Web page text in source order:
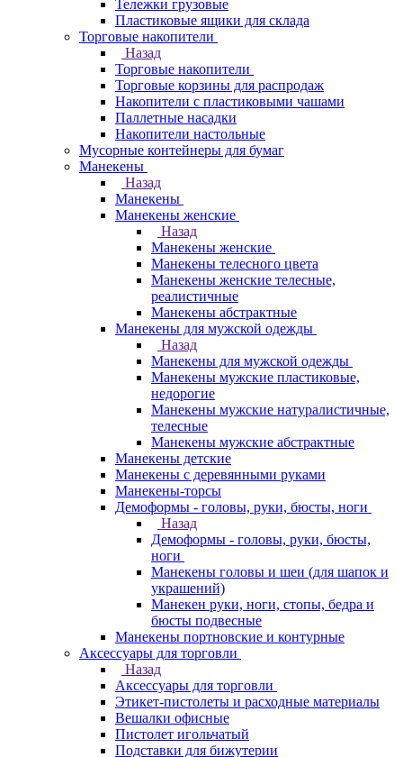
Тележки грузовые
Пластиковые ящики для склада
Торговые накопители
Назад
Торговые накопители
Торговые корзины для распродаж
Накопители с пластиковыми чашами
Паллетные насадки
Накопители настольные
Мусорные контейнеры для бумаг
Манекены
Назад
Манекены
Манекены женские
Назад
Манекены женские
Манекены телесного цвета
Манекены женские телесные,
реалистичные
Манекены абстрактные
Манекены для мужской одежды
Назад
Манекены для мужской одежды
Манекены мужские пластиковые,
недорогие
Манекены мужские натуралистичные,
телесные
Манекены мужские абстрактные
Манекены детские
Манекены с деревянными руками
Манекены-торсы
Демоформы - головы, руки, бюсты, ноги
Назад
Демоформы - головы, руки, бюсты,
ноги
Манекены головы и шеи (для шапок и
украшений)
Манекен руки, ноги, стопы, бедра и
бюсты подвесные
Манекены портновские и контурные
Аксессуары для торговли
Назад
Аксессуары для торговли
Этикет-пистолеты и расходные материалы
Вешалки офисные
Пистолет игольчатый
Подставки для бижутерии